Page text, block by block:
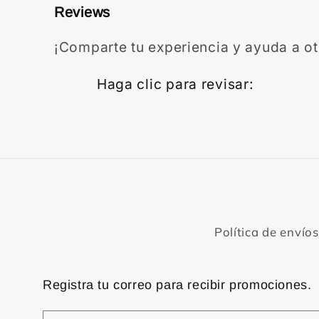
Reviews
¡Comparte tu experiencia y ayuda a
Haga clic para revisar: Star
Política de envíos
Registra tu correo para recibir promociones.